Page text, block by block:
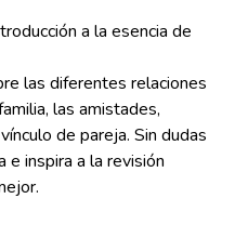
a la esencia de
las diferentes relaciones
las amistades,
de pareja. Sin dudas
e inspira a la revisión